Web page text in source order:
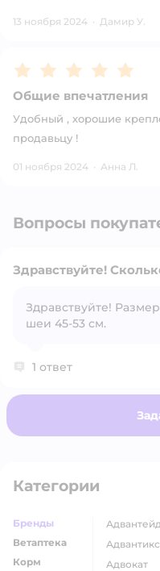
13 ноября 2024 · Дамир У.
Рейтинг:5
Общие впечатления
Удобный , хорошие
продавьцу !
01 ноября 2024 · Анна Л.
Вопросы
Здравствуйте!
Здравствуйте! Размер L. Ширина 2.5 см. Обхват
шеи 45-53 см.
1 ответ
Категории
Бренды
Ветаптека
Корм
адвантикс
адвокат